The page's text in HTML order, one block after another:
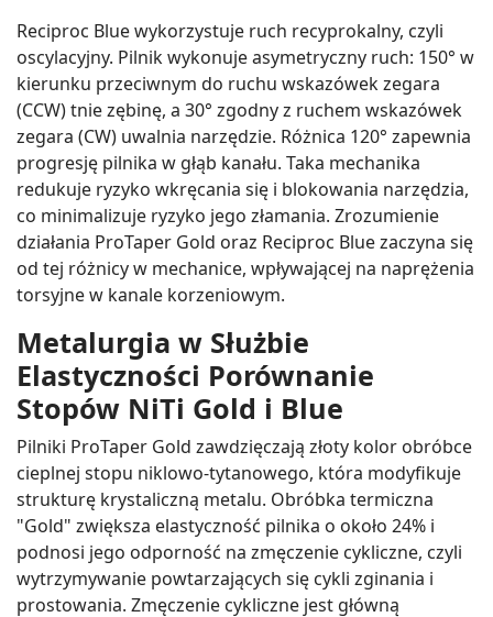
Reciproc Blue wykorzystuje ruch recyprokalny, czyli
oscylacyjny. Pilnik wykonuje asymetryczny ruch: 150° w
kierunku przeciwnym do ruchu wskazówek zegara
(CCW) tnie zębinę, a 30° zgodny z ruchem wskazówek
zegara (CW) uwalnia narzędzie. Różnica 120° zapewnia
progresję pilnika w głąb kanału. Taka mechanika
redukuje ryzyko wkręcania się i blokowania narzędzia,
co minimalizuje ryzyko jego złamania. Zrozumienie
działania ProTaper Gold oraz Reciproc Blue zaczyna się
od tej różnicy w mechanice, wpływającej na naprężenia
torsyjne w kanale korzeniowym.
Metalurgia w Służbie
Elastyczności Porównanie
Stopów NiTi Gold i Blue
Pilniki ProTaper Gold zawdzięczają złoty kolor obróbce
cieplnej stopu niklowo-tytanowego, która modyfikuje
strukturę krystaliczną metalu. Obróbka termiczna
"Gold" zwiększa elastyczność pilnika o około 24% i
podnosi jego odporność na zmęczenie cykliczne, czyli
wytrzymywanie powtarzających się cykli zginania i
prostowania. Zmęczenie cykliczne jest główną